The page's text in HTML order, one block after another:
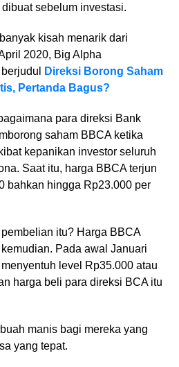
sebelum investasi.
kisah menarik dari
2020, Big Alpha
Direksi Borong Saham
Pertanda Bagus?
para direksi Bank
saham BBCA ketika
kepanikan investor seluruh
Saat itu, harga BBCA terjun
bahkan hingga Rp23.000 per
itu? Harga BBCA
Pada awal Januari
level Rp35.000 atau
harga beli para direksi BCA itu
manis bagi mereka yang
yang tepat.